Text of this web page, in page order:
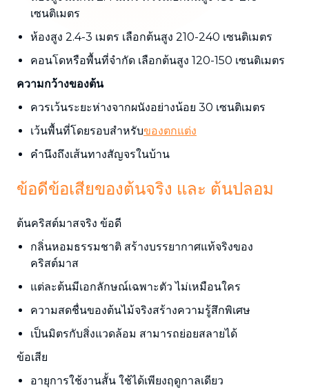
เซนติเมตร
ห้องสูง 2.4-3 เมตร เลือกต้นสูง 210-240 เซนติเมตร
คอนโดหรือพื้นที่จำกัด เลือกต้นสูง 120-150 เซนติเมตร
ความกว้างของต้น
ควรเว้นระยะห่างจากผนังอย่างน้อย 30 เซนติเมตร
เว้นพื้นที่โดยรอบสำหรับของตกแต่ง
คำนึงถึงเส้นทางสัญจรในบ้าน
ข้อดีข้อเสียของต้นจริง และ ต้นปลอม
ต้นคริสต์มาสจริง ข้อดี
กลิ่นหอมธรรมชาติ สร้างบรรยากาศแท้จริงของ
คริสต์มาส
แต่ละต้นมีเอกลักษณ์เฉพาะตัว ไม่เหมือนใคร
ความสดชื่นของต้นไม้จริงสร้างความรู้สึกพิเศษ
เป็นมิตรกับสิ่งแวดล้อม สามารถย่อยสลายได้
ข้อเสีย
อายุการใช้งานสั้น ใช้ได้เพียงฤดูกาลเดียว